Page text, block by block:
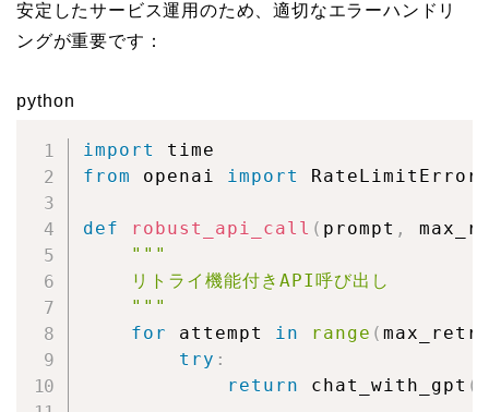
安定したサービス運用のため、適切なエラーハンドリ
ングが重要です：
python
import
from openai import RateLimitError
def robust_api_call ( prompt ,
"""
    リトライ機能付きAPI呼び出し
    """
for attempt in range (
try :
return chat_with_gpt (